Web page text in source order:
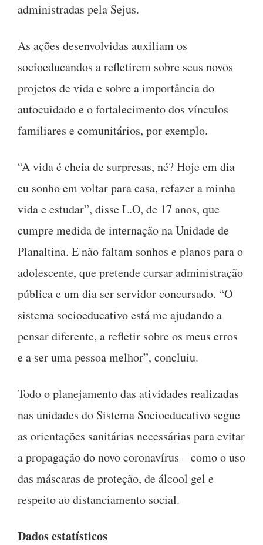
administradas pela Sejus.
As ações desenvolvidas auxiliam os
socioeducandos a refletirem sobre seus novos
projetos de vida e sobre a importância do
autocuidado e o fortalecimento dos vínculos
familiares e comunitários, por exemplo.
“A vida é cheia de surpresas, né? Hoje em dia
eu sonho em voltar para casa, refazer a minha
vida e estudar”, disse L.O, de 17 anos, que
cumpre medida de internação na Unidade de
Planaltina. E não faltam sonhos e planos para o
adolescente, que pretende cursar administração
pública e um dia ser servidor concursado. “O
sistema socioeducativo está me ajudando a
pensar diferente, a refletir sobre os meus erros
e a ser uma pessoa melhor”, concluiu.
Todo o planejamento das atividades realizadas
nas unidades do Sistema Socioeducativo segue
as orientações sanitárias necessárias para evitar
a propagação do novo coronavírus – como o uso
das máscaras de proteção, de álcool gel e
respeito ao distanciamento social.
Dados estatísticos